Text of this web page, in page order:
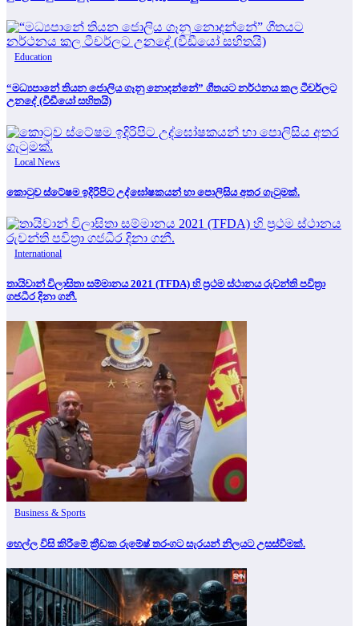
Education
“මධ්‍යපානේ තියන ජොලිය ගෑනු නොදන්නේ” ගීතයට නර්ථනය කල ටීචර්ලට
උනදේ (වීඩීයෝ සහිතයි)
Local News
කොටුව ස්ටේෂම ඉදිරිපිට උද්ඝෝෂකයන් හා පොලිසිය අතර ගැටුමක්.
International
තායිවාන් විලාසිතා සම්මානය 2021 (TFDA) හි ප්‍රථම ස්ථානය රුවන්ති පවිත්‍රා
ගජධීර දිනා ගනී.
Business & Sports
හෙල්ල විසි කිරීමේ ක්‍රීඩක රුමේෂ් තරංගට සැරයන් නිලයට උසස්වීමක්.